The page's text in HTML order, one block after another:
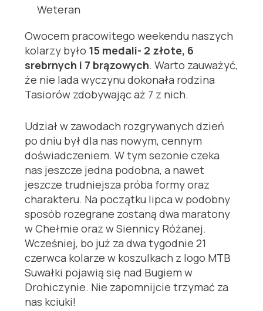
Weteran
Owocem pracowitego weekendu naszych
kolarzy było 15 medali- 2 złote, 6
srebrnych i 7 brązowych. Warto zauważyć,
że nie lada wyczynu dokonała rodzina
Tasiorów zdobywając aż 7 z nich.
Udział w zawodach rozgrywanych dzień
po dniu był dla nas nowym, cennym
doświadczeniem. W tym sezonie czeka
nas jeszcze jedna podobna, a nawet
jeszcze trudniejsza próba formy oraz
charakteru. Na początku lipca w podobny
sposób rozegrane zostaną dwa maratony
w Chełmie oraz w Siennicy Różanej.
Wcześniej, bo już za dwa tygodnie 21
czerwca kolarze w koszulkach z logo MTB
Suwałki pojawią się nad Bugiem w
Drohiczynie. Nie zapomnijcie trzymać za
nas kciuki!